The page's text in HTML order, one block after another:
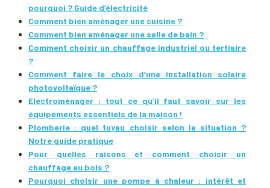
pourquoi ? Guide d’électricité
Comment bien aménager une cuisine ?
Comment bien aménager une salle de bain ?
Comment choisir un chauffage industriel ou tertiaire
?
Comment faire le choix d’une installation solaire
photovoltaïque ?
Electroménager : tout ce qu’il faut savoir sur les
équipements essentiels de la maison !
Plomberie : quel tuyau choisir selon la situation ?
Notre guide pratique
Pour quelles raisons et comment choisir un
chauffage au bois ?
Pourquoi choisir une pompe à chaleur : intérêt et